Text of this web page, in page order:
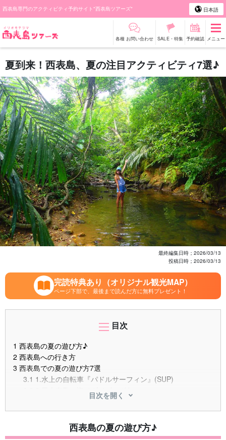
西表島専門のアクティビティ予約サイト"西表島ツアーズ" 日本語
各種 お問い合わせ SALE・特集 予約確認 メニュー
夏到来！西表島、夏の注目アクティビティ7選♪
最終編集日時； 2026/03/13
投稿日時； 2026/03/13
完読特典あり（オリジナル観光MAP）
ページ下部で、最後まで読んだ方に無料プレゼント！
目次
1 西表島の夏の遊び方♪
2 西表島への行き方
3 西表島での夏の遊び方7選
3.1 1.水上の自転車『パドルサーフィン』(SUP)
2.日本有数の海でダイビング♪
3.夏限定の一夜しか咲かない花
3.44."奇跡の島"バラス島クルーズ
5.手つかずのビーチでシュノーケル
3.66.沖縄県一！ピナイサーラの滝つぼ
目次を開く
西表島の夏の遊び方♪